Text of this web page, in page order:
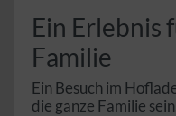
Ein Erlebnis
Familie
Ein Besuch im
die ganze Familie